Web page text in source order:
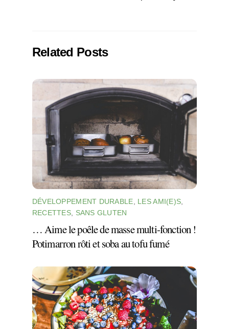
Related Posts
DÉVELOPPEMENT DURABLE LES AMI(E)S
RECETTES, SANS GLUTEN
… Aime le poêle de masse multi-fonction !
Potimarron rôti et soba au tofu fumé